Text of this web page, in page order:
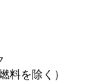
料を除く）